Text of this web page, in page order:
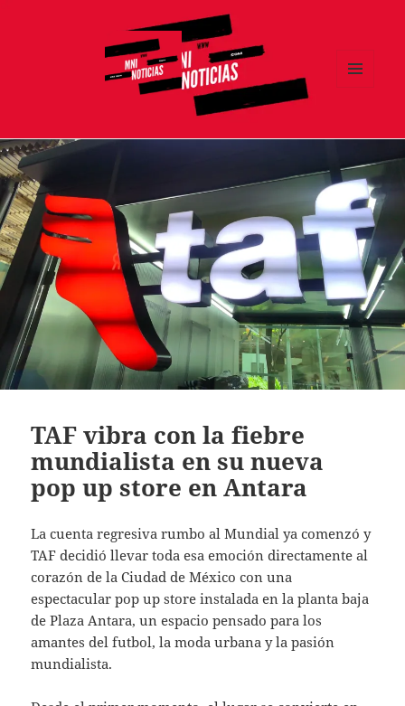
TAF vibra con la fiebre
mundialista en su nueva
pop up store en Antara
La cuenta regresiva rumbo al Mundial ya comenzó y
TAF decidió llevar toda esa emoción directamente al
corazón de la Ciudad de México con una
espectacular pop up store instalada en la planta baja
de Plaza Antara, un espacio pensado para los
amantes del futbol, la moda urbana y la pasión
mundialista.